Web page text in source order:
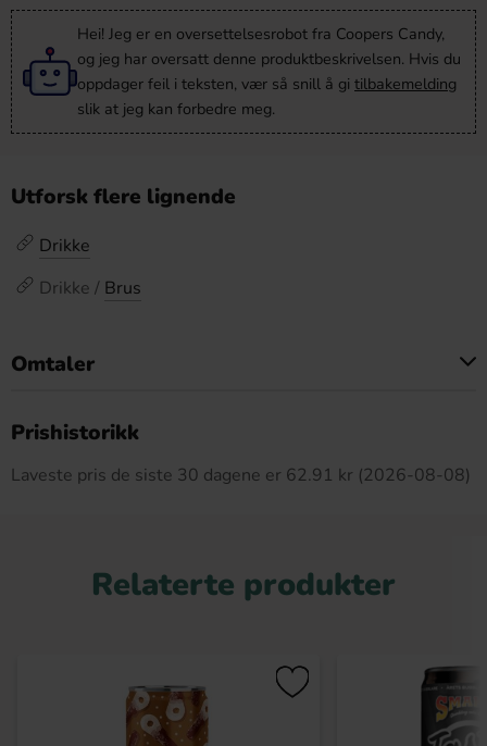
Hei! Jeg er en oversettelsesrobot fra Coopers Candy,
og jeg har oversatt denne produktbeskrivelsen. Hvis du
oppdager feil i teksten, vær så snill å gi tilbakemelding
slik at jeg kan forbedre meg.
Utforsk flere lignende
Drikke
Drikke / Brus
Omtaler
Prishistorikk
Laveste pris de siste 30 dagene er 62.91 kr (2026-08-08)
Relaterte produkter